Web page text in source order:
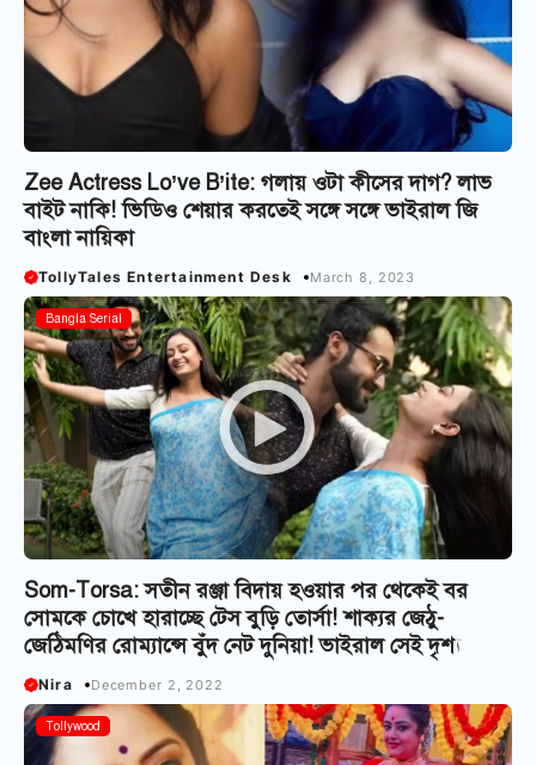
Zee Actress Lo’ve B’ite: গলায় ওটা কীসের দাগ? লাভ
বাইট নাকি! ভিডিও শেয়ার করতেই সঙ্গে সঙ্গে ভাইরাল জি
বাংলা নায়িকা
TollyTales Entertainment Desk March 8, 2023
Bangla Serial
Som-Torsa: সতীন রঞ্জা বিদায় হওয়ার পর থেকেই বর
সোমকে চোখে হারাচ্ছে টেস বুড়ি তোর্সা! শাক্যর জেঠু-
জেঠিমণির রোম্যান্সে বুঁদ নেট দুনিয়া! ভাইরাল সেই দৃশ্য
Nira December 2, 2022
Tollywood